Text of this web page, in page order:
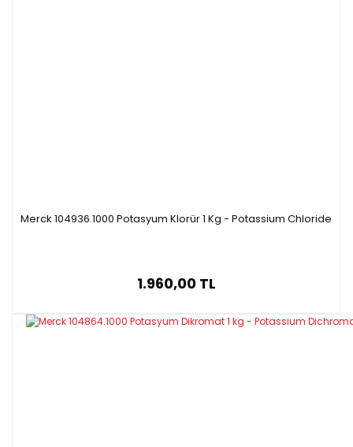
Merck 104936.1000 Potasyum Klorür 1 Kg - Potassium Chloride
1.960,00 TL